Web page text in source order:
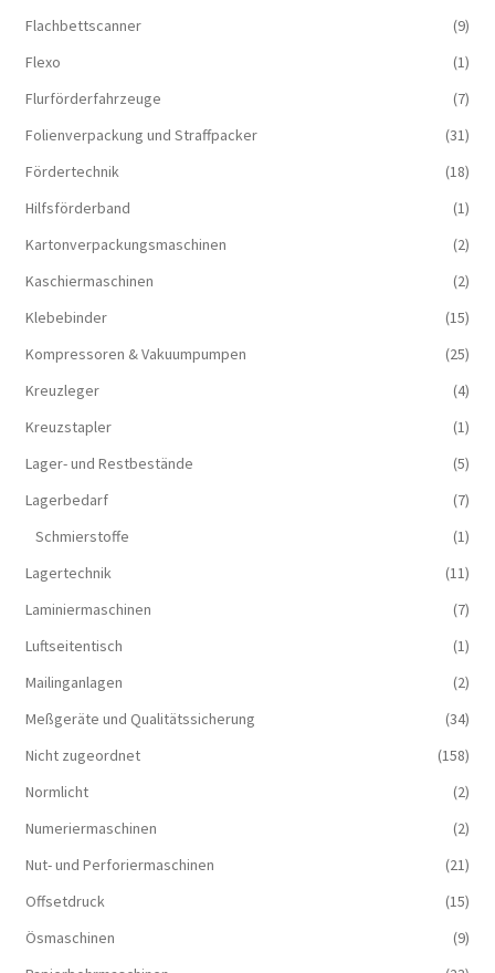
Flachbettscanner
(9)
Flexo
(1)
Flurförderfahrzeuge
(7)
Folienverpackung und Straffpacker
(31)
Fördertechnik
(18)
Hilfsförderband
(1)
Kartonverpackungsmaschinen
(2)
Kaschiermaschinen
(2)
Klebebinder
(15)
Kompressoren & Vakuum­pumpen
(25)
Kreuzleger
(4)
Kreuzstapler
(1)
Lager- und Restbestände
(5)
Lagerbedarf
(7)
Schmierstoffe
(1)
Lagertechnik
(11)
Laminiermaschinen
(7)
Luftseitentisch
(1)
Mailinganlagen
(2)
Meßgeräte und Qualitätssicherung
(34)
Nicht zugeordnet
(158)
Normlicht
(2)
Numeriermaschinen
(2)
Nut- und Perforiermaschinen
(21)
Offsetdruck
(15)
Ösmaschinen
(9)